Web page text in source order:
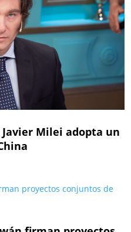
Milei adopta un